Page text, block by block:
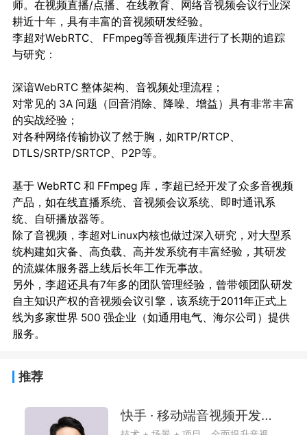
师。在视频直播/点播、在线教育、网络音视频会议行业深
耕近十年，具有丰富的音视频研发经验。
李超对WebRTC、 FFmpeg等音视频库进行了长期的追踪
与研究：
深谙WebRTC 整体架构、音视频处理流程；
对常见的 3A 问题（回音消除、降噪、增益）具有非常丰富
的实战经验；
对各种网络传输协议了然于胸，如RTP/RTCP、
DTLS/SRTP/SRTCP、P2P等。
基于 WebRTC 和 FFmpeg 库，李超已经开发了众多音视频
产品，如在线直播系统、音视频会议系统、即时通讯系
统、自研播放器等。
除了音视频，李超对Linux内核也做过深入研究，对大型系
统构建如灾备、高负载、高并发系统有丰富经验，其研发
的流媒体服务器上线后长年工作无事故。
另外，李超还具有7年多的团队管理经验，曾带领团队研发
自主知识产权的音视频会议引擎，该系统于2011年正式上
线为多家世界 500 强企业（如通用电气、海尔公司）提供
推荐
快手 · 移动端音视频开发实战